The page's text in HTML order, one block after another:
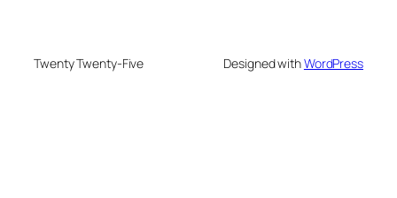
Twenty Twenty-Five Designed withWordPress